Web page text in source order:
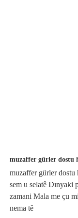
muzaffer gürler dostu
muzaffer gürler dostu
sem u selatê Dınyaki
zamani Mala me çu
nema tê